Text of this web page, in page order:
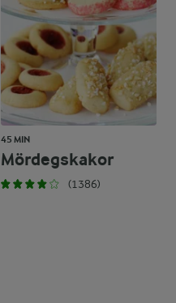
45 MIN
Mördegskakor
(1386)